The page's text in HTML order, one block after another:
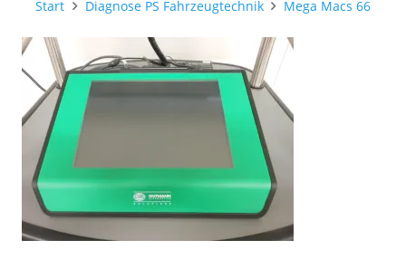
Start Diagnose PS Fahrzeugtechnik Mega Macs 66